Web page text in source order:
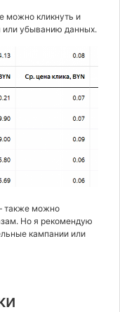
можно кликнуть и
или убыванию данных.
также можно
Но я рекомендую
кампании или